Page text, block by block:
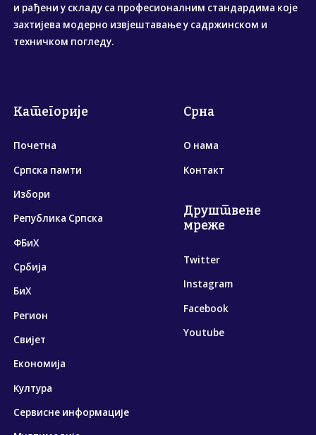
и рађени у складу са професионалним стандардима које
захтијева модерно извјештавање у садржинском и
техничком погледу.
Категорије
Почетна
Српска памти
Избори
Република Српска
ФБиХ
Србија
БиХ
Регион
Свијет
Економија
Култура
Сервисне информације
Срна
О нама
Контакт
Друштвене
мреже
Twitter
Instagram
Facebook
Youtube